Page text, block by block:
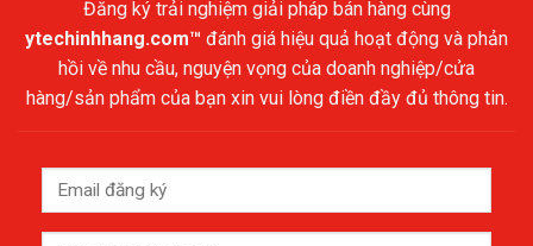
Đăng ký trải nghiệm giải pháp bán hàng cùng
ytechinhhang.com™ đánh giá hiệu quả hoạt động và phản
hồi về nhu cầu, nguyện vọng của doanh nghiệp/cửa
hàng/sản phẩm của bạn xin vui lòng điền đầy đủ thông tin.